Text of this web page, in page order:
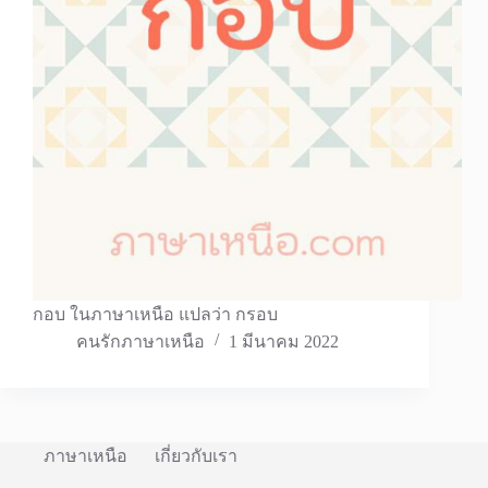
กอบ ในภาษาเหนือ แปลว่า กรอบ
คนรักภาษาเหนือ
1 มีนาคม 2022
ภาษาเหนือ เกี่ยวกับเรา